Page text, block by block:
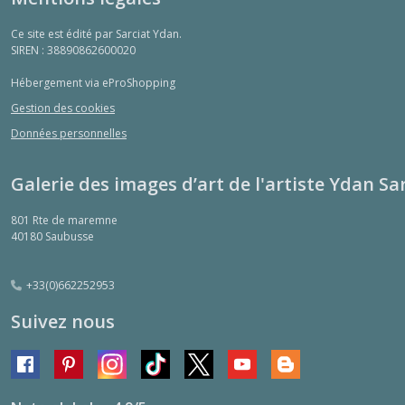
Ce site est édité par Sarciat Ydan.
SIREN : 38890862600020
Hébergement via eProShopping
Gestion des cookies
Données personnelles
Galerie des images d’art de l'artiste Ydan
801 Rte de maremne
40180 Saubusse
+33(0)662252953
Suivez nous